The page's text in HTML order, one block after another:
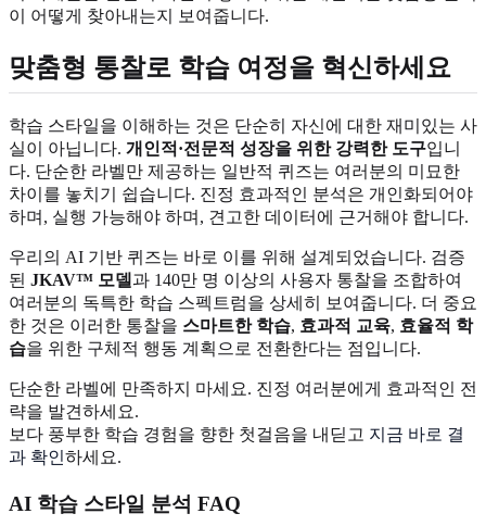
이 어떻게 찾아내는지 보여줍니다.
맞춤형 통찰로 학습 여정을 혁신하세요
학습 스타일을 이해하는 것은 단순히 자신에 대한 재미있는 사
실이 아닙니다. 개인적·전문적 성장을 위한 강력한 도구입니
다. 단순한 라벨만 제공하는 일반적 퀴즈는 여러분의 미묘한
차이를 놓치기 쉽습니다. 진정 효과적인 분석은 개인화되어야
하며, 실행 가능해야 하며, 견고한 데이터에 근거해야 합니다.
우리의 AI 기반 퀴즈는 바로 이를 위해 설계되었습니다. 검증
된 JKAV™ 모델 과 140만 명 이상의 사용자 통찰을 조합하여
여러분의 독특한 학습 스펙트럼을 상세히 보여줍니다. 더 중요
한 것은 이러한 통찰을 스마트한 학습, 효과적 교육, 효율적 학
습을 위한 구체적 행동 계획으로 전환한다는 점입니다.
단순한 라벨에 만족하지 마세요. 진정 여러분에게 효과적인 전
략을 발견하세요.
보다 풍부한 학습 경험을 향한 첫걸음을 내딛고 지금 바로 결
과 확인하세요.
AI 학습 스타일 분석 FAQ